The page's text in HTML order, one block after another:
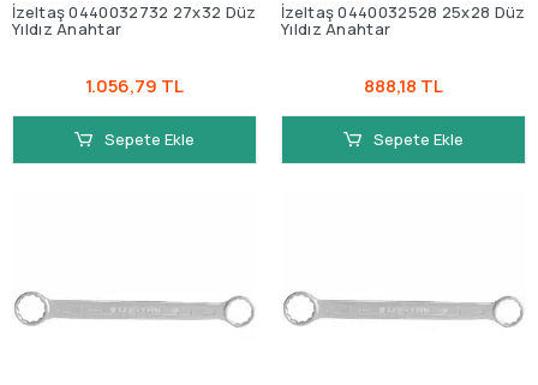
İzeltaş 0440032732 27x32 Düz
Yıldız Anahtar
1.056,79 TL
Sepete Ekle
İzeltaş 0440032528 25x28 Düz
Yıldız Anahtar
888,18 TL
Sepete Ekle